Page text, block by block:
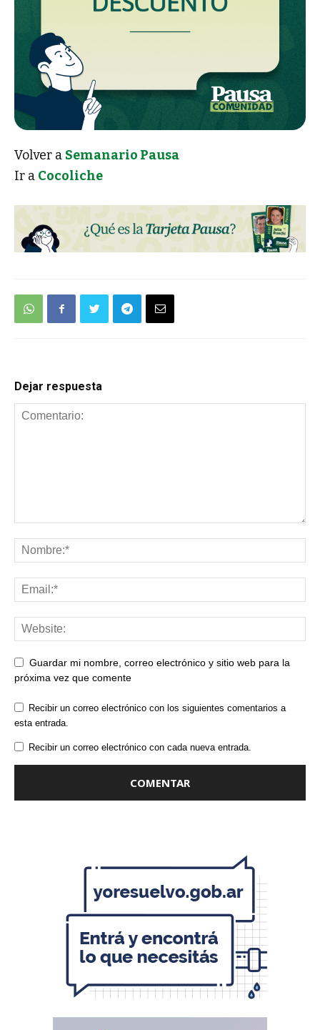
Volver a Semanario Pausa
Ir a Cocoliche
Dejar respuesta
Guardar mi nombre, correo electrónico y sitio web para la
próxima vez que comente
Recibir un correo electrónico con los siguientes comentarios a
esta entrada.
Recibir un correo electrónico con cada nueva entrada.